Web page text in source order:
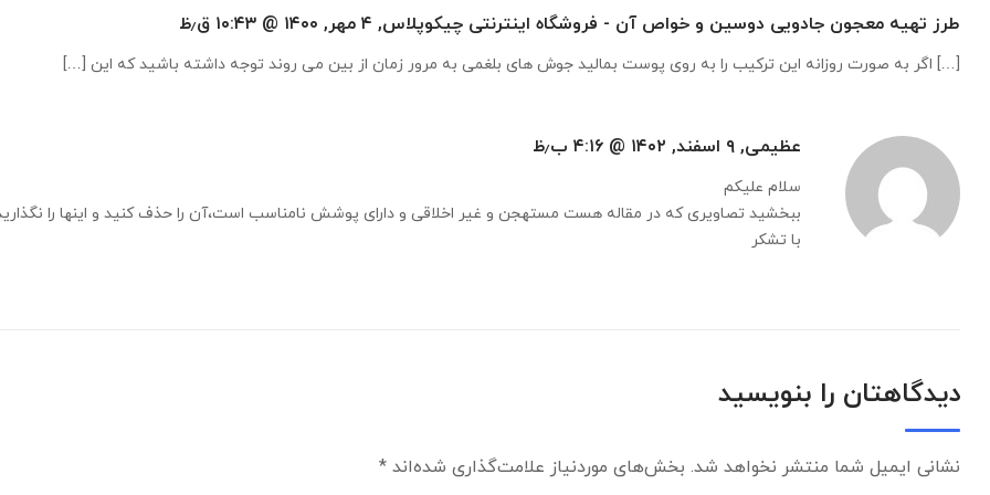
طرز تهیه معجون جادویی دوسین و خواص آن - فروشگاه اینترنتی چیکوپلاس, ۴ مهر, ۱۴۰۰ @ ۱۰:۴۳ ق٫ظ
[…] اگر به صورت روزانه این ترکیب را به روی پوست بمالید جوش های بلغمی به مرور زمان از بین می روند توجه داشته باشید که این […]
عظیمی, ۹ اسفند, ۱۴۰۲ @ ۴:۱۶ ب٫ظ
سلام علیکم
ببخشید تصاویری که در مقاله هست مستهجن و غیر اخلاقی و دارای پوشش نامناسب است،آن را حذف کنید و اینها را
با تشکر
دیدگاهتان را بنویسید
نشانی ایمیل شما منتشر نخواهد شد. بخش‌های موردنیاز علامت‌گذاری شده‌اند *